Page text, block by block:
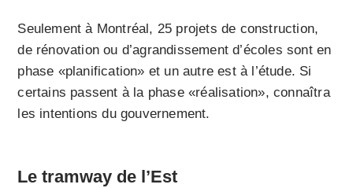
Seulement à Montréal, 25 projets de construction,
de rénovation ou d’agrandissement d’écoles sont en
phase «planification» et un autre est à l’étude. Si
certains passent à la phase «réalisation», connaîtra
les intentions du gouvernement.
Le tramway de l’Est